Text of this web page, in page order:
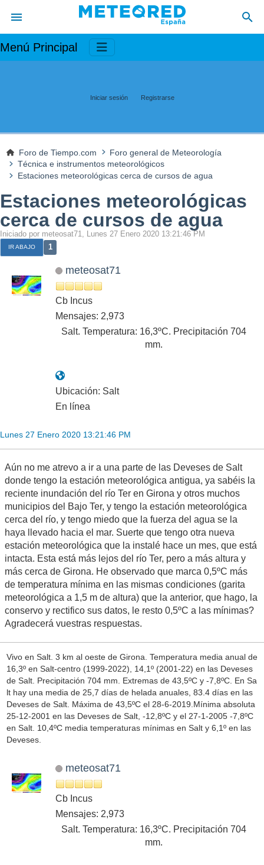
Menú Principal
Iniciar sesión Registrarse
Foro de Tiempo.com
Foro general de Meteorología
Técnica e instrumentos meteorológicos
Estaciones meteorológicas cerca de cursos de agua
Estaciones meteorológicas
cerca de cursos de agua
Iniciado por meteosat71, Lunes 27 Enero 2020 13:21:46 PM
IR ABAJO 1
meteosat71
Cb Incus
Mensajes: 2,973
Salt. Temperatura: 16,3ºC. Precipitación 704
mm.
Ubicación: Salt
En línea
Lunes 27 Enero 2020 13:21:46 PM
Aún no me atrevo a ir a una parte de las Deveses de Salt
donde tengo la estación meteorológica antigua, ya sabéis la
reciente inundación del río Ter en Girona y otros muchos
municipios del Bajo Ter, y tengo la estación meteorológica
cerca del río, y tengo miedo que la fuerza del agua se la
haya llevado hacia el mar. Suerte que tengo otra nueva
estación meteorológica que la instalé hace un mes, que está
intacta. Esta está más lejos del río Ter, pero a más altura y
más cerca de Girona. He observado que marca 0,5ºC más
de temperatura mínima en las mismas condiciones (garita
meteorológica a 1,5 m de altura) que la anterior, que hago, la
conservo y rectifico sus datos, le resto 0,5ºC a las mínimas?
Agradecerá vuestras respuestas.
Vivo en Salt. 3 km al oeste de Girona. Temperatura media anual de
16,3º en Salt-centro (1999-2022), 14,1º (2001-22) en las Deveses
de Salt. Precipitación 704 mm. Extremas de 43,5ºC y -7,8ºC. En Sa
lt hay una media de 25,7 días de helada anuales, 83.4 días en las
Deveses de Salt. Máxima de 43,5ºC el 28-6-2019.Mínima absoluta
25-12-2001 en las Deveses de Salt, -12,8ºC y el 27-1-2005 -7,8ºC
en Salt. 10,4ºC media temperaturas mínimas en Salt y 6,1º en las
Deveses.
meteosat71
Cb Incus
Mensajes: 2,973
Salt. Temperatura: 16,3ºC. Precipitación 704
mm.